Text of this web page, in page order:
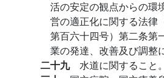
活の安定の観点からの環
営の適正化に関する法律
第百六十四号）第二条第
業の発達、改善及び調整
二十九 水道に関すること。